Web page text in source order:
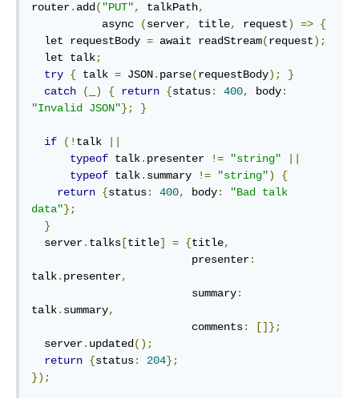
router. add ( "PUT", talkPath,
           async
(server, title, request) => {
  let requestBody
= await readStream(request);
  let talk
;
try { talk = JSON. parse(requestBody);
}
catch
( ) { return {status: 400, body:
"Invalid JSON"}; }
if (! talk
typeof talk. presenter != "string"
typeof talk. summary != "string")
{
return {status: 400, body:
"Bad talk
data"};
}
  server
. talks [title] = {title,
                         presenter
:
talk. presenter,
                         summary
:
talk. summary,
                         comments
:
[]};
  server
. updated ();
return {status: 204};
});